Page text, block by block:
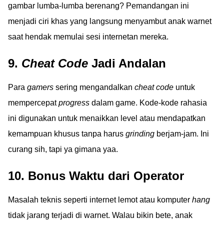
gambar lumba-lumba berenang? Pemandangan ini
menjadi ciri khas yang langsung menyambut anak warnet
saat hendak memulai sesi internetan mereka.
9. Cheat Code Jadi Andalan
Para gamers sering mengandalkan cheat code untuk
mempercepatprogress dalam game. Kode-kode rahasia
ini digunakan untuk menaikkan level atau mendapatkan
kemampuan khusus tanpa harus grinding berjam-jam. Ini
curang sih, tapi ya gimana yaa.
10. Bonus Waktu dari Operator
Masalah teknis seperti internet lemot atau komputer hang
tidak jarang terjadi di warnet. Walau bikin bete, anak